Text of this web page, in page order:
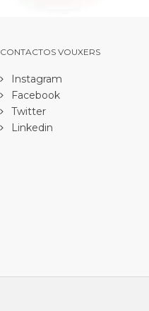
CONTACTOS VOUXERS
Instagram
Facebook
Twitter
Linkedin